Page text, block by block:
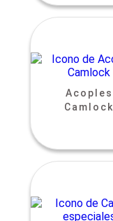
Acoples
Camlock